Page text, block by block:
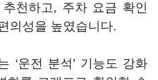
천하고, 주차 요금 확인
의성을 높였습니다.
‘운전 분석’ 기능도 강화